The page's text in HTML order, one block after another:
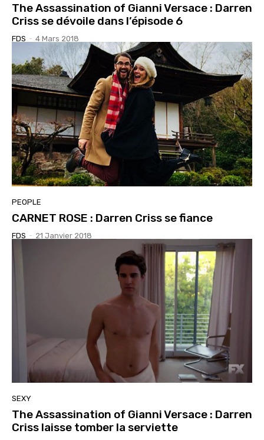
The Assassination of Gianni Versace : Darren
Criss se dévoile dans l’épisode 6
FDS - 4 Mars 2018
PEOPLE
CARNET ROSE : Darren Criss se fiance
FDS - 21 Janvier 2018
SEXY
The Assassination of Gianni Versace : Darren
Criss laisse tomber la serviette